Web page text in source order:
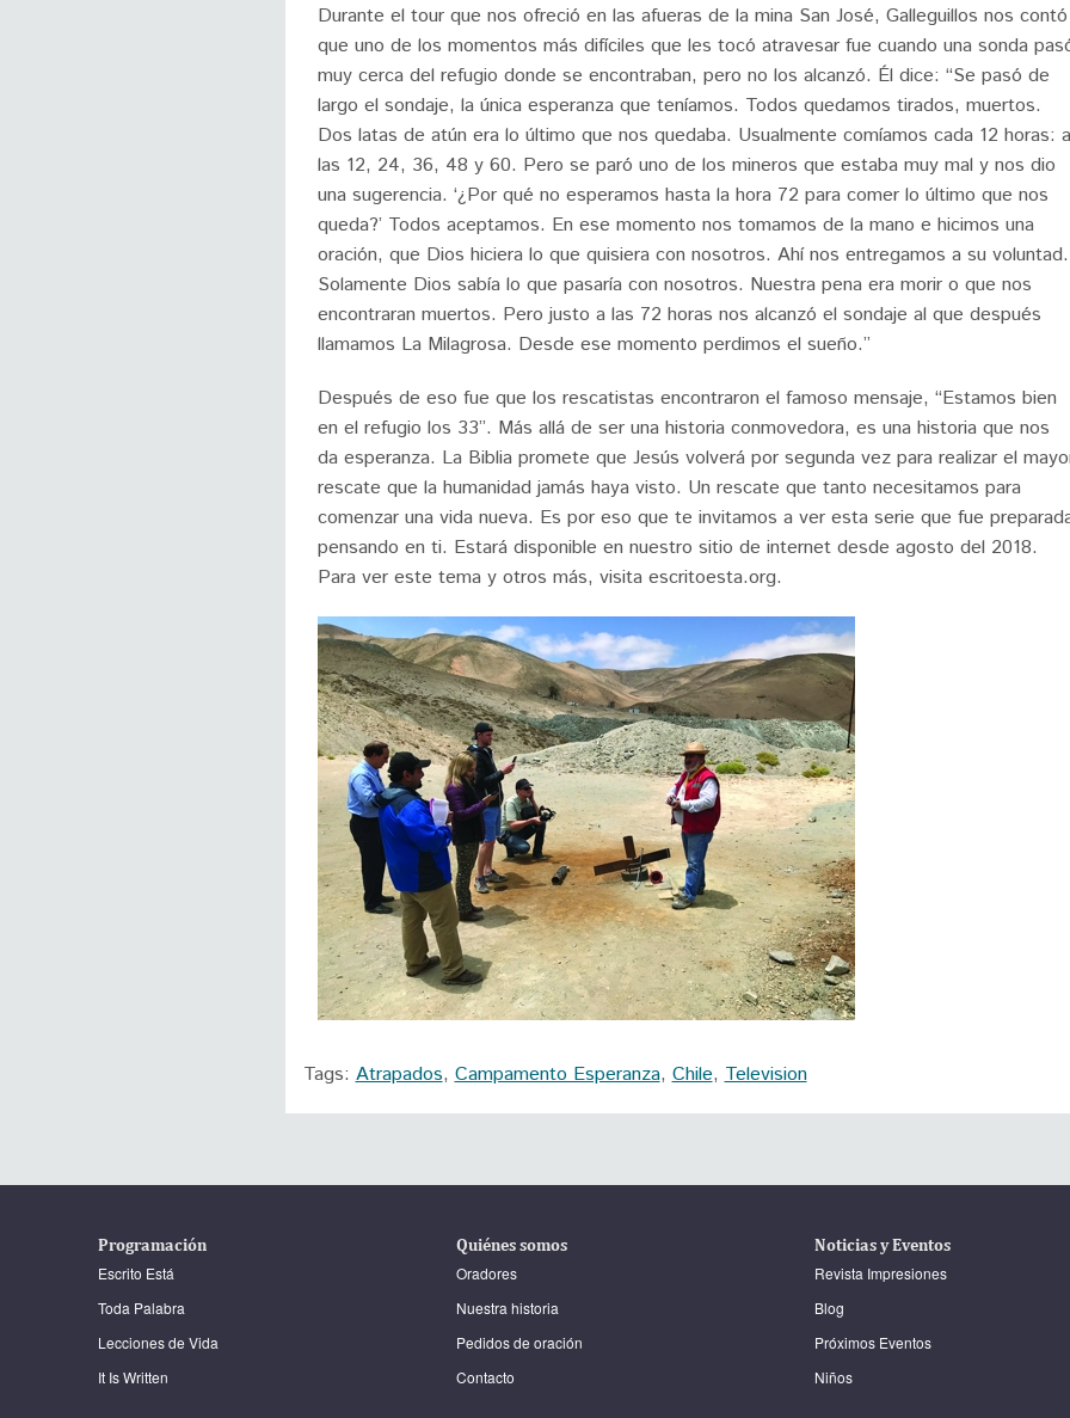
Durante el tour que nos ofreció en las afueras de la mina San José, Galleguillos nos contó
que uno de los momentos más difíciles que les tocó atravesar fue cuando una sonda
muy cerca del refugio donde se encontraban, pero no los alcanzó. Él dice: “Se pasó de
largo el sondaje, la única esperanza que teníamos. Todos quedamos tirados, muertos.
Dos latas de atún era lo último que nos quedaba. Usualmente comíamos cada 12 horas:
las 12, 24, 36, 48 y 60. Pero se paró uno de los mineros que estaba muy mal y nos dio
una sugerencia. ‘¿Por qué no esperamos hasta la hora 72 para comer lo último que nos
queda?’ Todos aceptamos. En ese momento nos tomamos de la mano e hicimos una
oración, que Dios hiciera lo que quisiera con nosotros. Ahí nos entregamos a su voluntad.
Solamente Dios sabía lo que pasaría con nosotros. Nuestra pena era morir o que nos
encontraran muertos. Pero justo a las 72 horas nos alcanzó el sondaje al que después
llamamos La Milagrosa. Desde ese momento perdimos el sueño.”
Después de eso fue que los rescatistas encontraron el famoso mensaje, “Estamos bien
en el refugio los 33”. Más allá de ser una historia conmovedora, es una historia que nos
da esperanza. La Biblia promete que Jesús volverá por segunda vez para realizar el
rescate que la humanidad jamás haya visto. Un rescate que tanto necesitamos para
comenzar una vida nueva. Es por eso que te invitamos a ver esta serie que fue
pensando en ti. Estará disponible en nuestro sitio de internet desde agosto del 2018.
Para ver este tema y otros más, visita escritoesta.org.
Tags: Atrapados, Campamento Esperanza, Chile, Television
Programación
Escrito Está
Toda Palabra
Lecciones de Vida
It Is Written
Quiénes somos
Oradores
Nuestra historia
Pedidos de oración
Contacto
Noticias y Eventos
Revista Impresiones
Blog
Próximos Eventos
Niños